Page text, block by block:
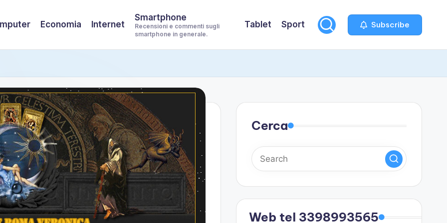
Economia Internet
Smartphone
Recensioni e commenti sugli
smartphone in generale.
Tablet Sport Subscribe
Cerca
Web tel 3398993565